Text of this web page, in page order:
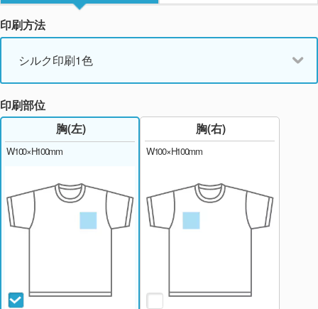
印刷方法
シルク印刷1色
印刷部位
胸(左)
W100×H100mm
胸(右)
W100×H100mm